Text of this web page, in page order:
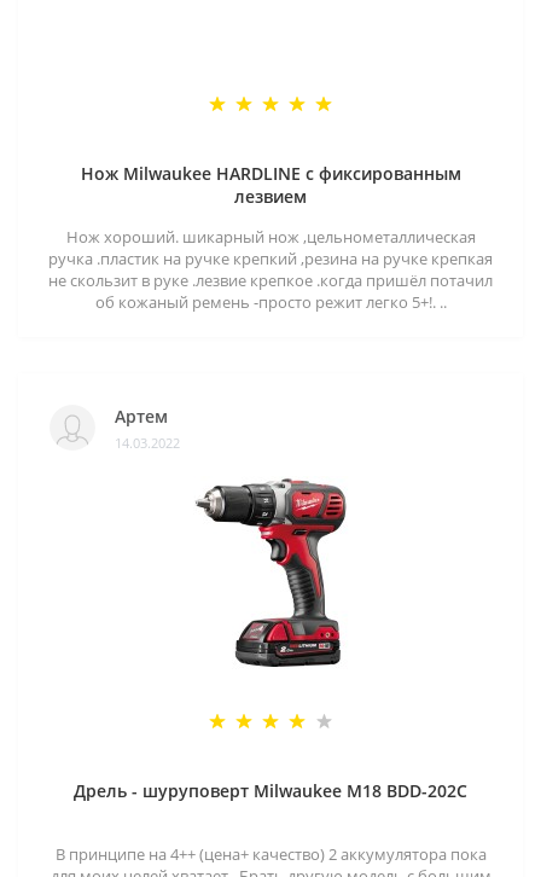
Нож Milwaukee HARDLINE с фиксированным
лезвием
Нож хороший. шикарный нож ,цельнометаллическая
ручка .пластик на ручке крепкий ,резина на ручке крепкая
не скользит в руке .лезвие крепкое .когда пришёл потачил
об кожаный ремень -просто режит легко 5+!. ..
Артем
14.03.2022
Дрель - шуруповерт Milwaukee M18 BDD-202C
В принципе на 4++ (цена+ качество) 2 аккумулятора пока